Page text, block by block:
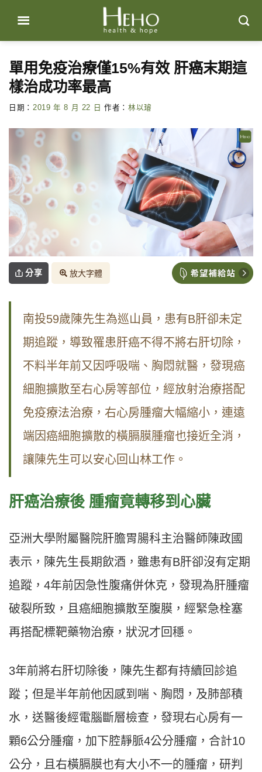
content
單用免疫治療僅15%有效 肝癌末期這
樣治成功率最高
日期： 2019 年 8 月 22 日 作者： 林以璿
分享 放大字體
南投59歲陳先生為巡山員，患有B肝卻未定
期追蹤，導致罹患肝癌不得不將右肝切除，
不料半年前又因呼吸喘、胸悶就醫，發現癌
細胞擴散至右心房等部位，經放射治療搭配
免疫療法治療，右心房腫瘤大幅縮小，連遠
端因癌細胞擴散的橫膈膜腫瘤也接近全消，
讓陳先生可以安心回山林工作。
肝癌治療後 腫瘤竟轉移到心臟
亞洲大學附屬醫院肝膽胃腸科主治醫師陳政國
表示，陳先生長期飲酒，雖患有B肝卻沒有定期
追蹤，4年前因急性腹痛併休克，發現為肝腫瘤
破裂所致，且癌細胞擴散至腹膜，經緊急栓塞
再搭配標靶藥物治療，狀況才回穩。
3年前將右肝切除後，陳先生都有持續回診追
蹤；但是半年前他因感到喘、胸悶，及肺部積
水，送醫後經電腦斷層檢查，發現右心房有一
顆6公分腫瘤，加下腔靜脈4公分腫瘤，合計10
公分，且右橫膈膜也有大小不一的腫瘤，研判